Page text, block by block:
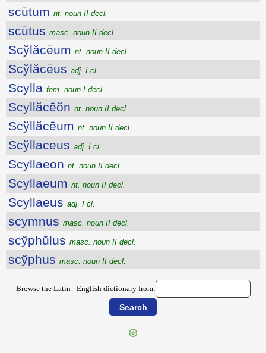
scūtum nt. noun II decl.
scūtus masc. noun II decl.
Scўlăcēum nt. noun II decl.
Scўlăcēus adj. I cl.
Scylla fem. noun I decl.
Scyllăcēŏn nt. noun II decl.
Scўllăcēum nt. noun II decl.
Scўllaceus adj. I cl.
Scyllaeon nt. noun II decl.
Scyllaeum nt. noun II decl.
Scyllaeus adj. I cl.
scymnus masc. noun II decl.
scўphŭlus masc. noun II decl.
scўphus masc. noun II decl.
Browse the Latin - English dictionary from: